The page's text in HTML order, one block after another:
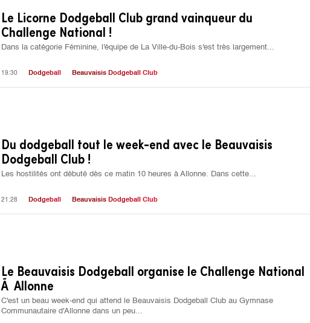
Le Licorne Dodgeball Club grand vainqueur du
Challenge National !
Dans la catégorie Féminine, l'équipe de La Ville-du-Bois s'est très largement...
19:30 Dodgeball Beauvaisis Dodgeball Club
Du dodgeball tout le week-end avec le Beauvaisis
Dodgeball Club !
Les hostilités ont débuté dès ce matin 10 heures à Allonne. Dans cette...
21:28 Dodgeball Beauvaisis Dodgeball Club
Le Beauvaisis Dodgeball organise le Challenge National
Ã Allonne
C'est un beau week-end qui attend le Beauvaisis Dodgeball Club au Gymnase
Communautaire d'Allonne dans un peu...